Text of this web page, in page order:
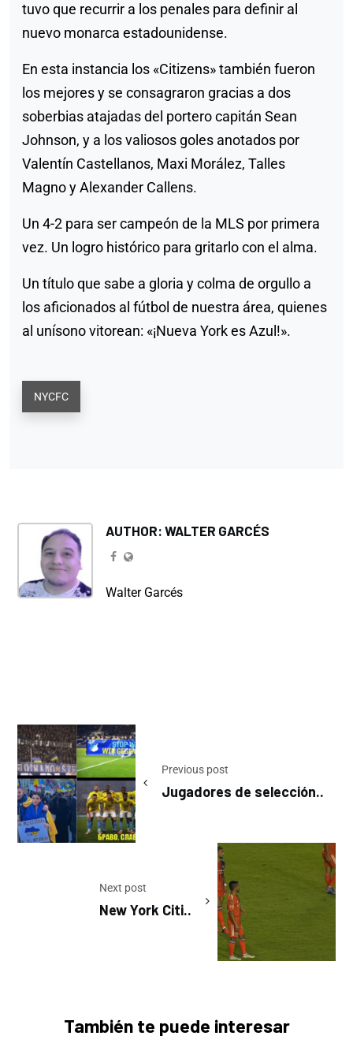
tuvo que recurrir a los penales para definir al
nuevo monarca estadounidense.
En esta instancia los «Citizens» también fueron
los mejores y se consagraron gracias a dos
soberbias atajadas del portero capitán Sean
Johnson, y a los valiosos goles anotados por
Valentín Castellanos, Maxi Morález, Talles
Magno y Alexander Callens.
Un 4-2 para ser campeón de la MLS por primera
vez. Un logro histórico para gritarlo con el alma.
Un título que sabe a gloria y colma de orgullo a
los aficionados al fútbol de nuestra área, quienes
al unísono vitorean: «¡Nueva York es Azul!».
NYCFC
AUTHOR: WALTER GARCÉS
Walter Garcés
Previous post
Jugadores de selección..
Next post
New York Citi..
También te puede interesar